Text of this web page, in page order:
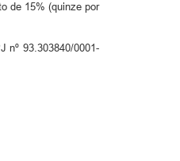
de 15% (quinze por
nº 93.303840/0001-